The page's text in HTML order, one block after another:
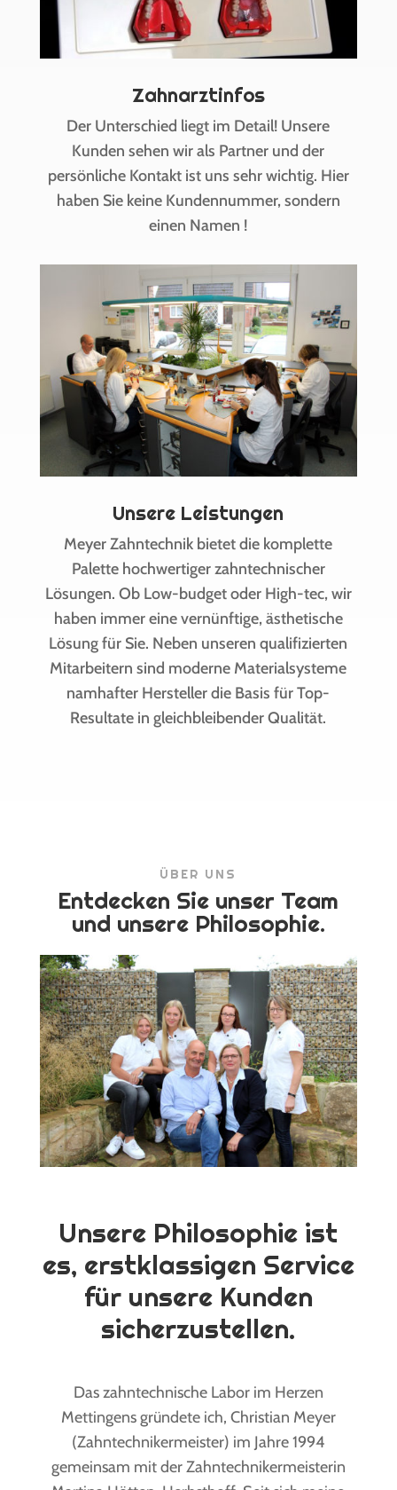
Zahnarztinfos
Der Unterschied liegt im Detail! Unsere
Kunden sehen wir als Partner und der
persönliche Kontakt ist uns sehr wichtig. Hier
haben Sie keine Kundennummer, sondern
einen Namen !
Unsere Leistungen
Meyer Zahntechnik bietet die komplette
Palette hochwertiger zahntechnischer
Lösungen. Ob Low-budget oder High-tec, wir
haben immer eine vernünftige, ästhetische
Lösung für Sie. Neben unseren qualifizierten
Mitarbeitern sind moderne Materialsysteme
namhafter Hersteller die Basis für Top-
Resultate in gleichbleibender Qualität.
ÜBER UNS
Entdecken Sie unser Team
und unsere Philosophie.
Unsere Philosophie ist
es, erstklassigen Service
für unsere Kunden
sicherzustellen.
Das zahntechnische Labor im Herzen
Mettingens gründete ich, Christian Meyer
(Zahntechnikermeister) im Jahre 1994
gemeinsam mit der Zahntechnikermeisterin